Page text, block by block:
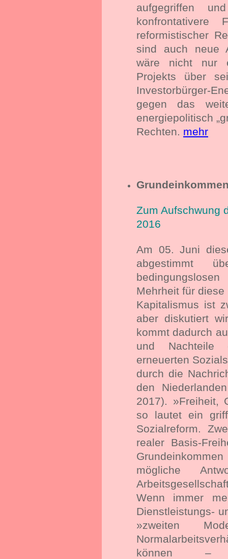
aufgegriffen
konfrontativere
reformistischer
sind auch neue
wäre nicht nur
Projekts über
Investorbürger-
gegen das
energiepolitisch
Rechten. mehr
Zum Aufschwung
2016
Am 05. Juni
abgestimmt
Mehrheit für
Kapitalismus ist
aber diskutiert
kommt dadurch
und Nachteile
erneuerten
durch die
den
2017). »Freiheit,
so lautet ein
Sozialreform.
realer Basis-
mögliche
Wenn immer
Dienstleistungs-
»zweiten
können –